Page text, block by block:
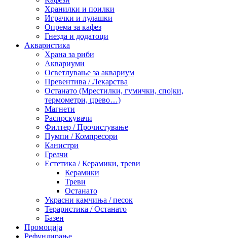
Хранилки и поилки
Играчки и лулашки
Опрема за кафез
Гнезда и додатоци
Акваристика
Храна за риби
Аквариуми
Осветлување за аквариум
Превентива / Лекарства
Останато (Мрестилки, гумички, спојки,
термометри, црево…)
Магнети
Распрскувачи
Филтер / Прочистување
Пумпи / Компресори
Канистри
Греачи
Естетика / Керамики, треви
Керамики
Треви
Останато
Украсни камчиња / песок
Тераристика / Останато
Базен
Промоција
Рефундирање